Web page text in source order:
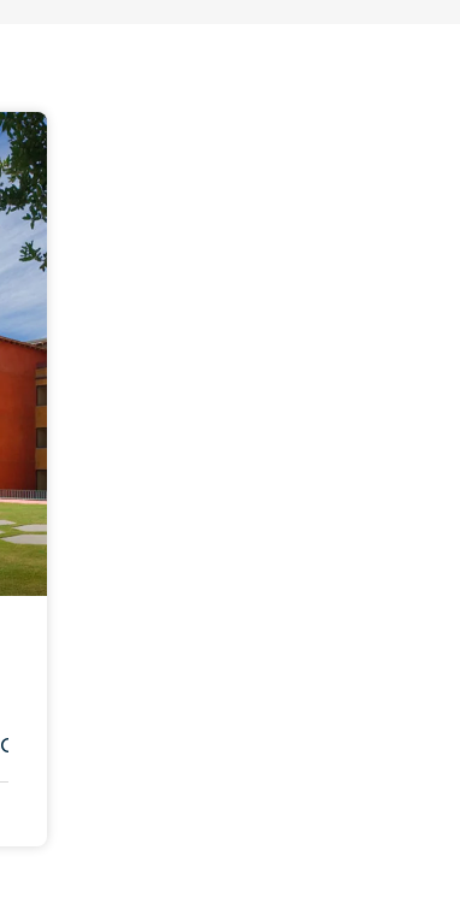
Gastronomía